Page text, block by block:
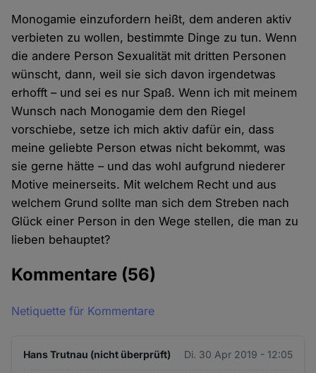
Monogamie einzufordern heißt, dem anderen aktiv
verbieten zu wollen, bestimmte Dinge zu tun. Wenn
die andere Person Sexualität mit dritten Personen
wünscht, dann, weil sie sich davon irgendetwas
erhofft – und sei es nur Spaß. Wenn ich mit meinem
Wunsch nach Monogamie dem den Riegel
vorschiebe, setze ich mich aktiv dafür ein, dass
meine geliebte Person etwas nicht bekommt, was
sie gerne hätte – und das wohl aufgrund niederer
Motive meinerseits. Mit welchem Recht und aus
welchem Grund sollte man sich dem Streben nach
Glück einer Person in den Wege stellen, die man zu
lieben behauptet?
Kommentare (56)
Netiquette für Kommentare
Hans Trutnau (nicht überprüft) Di. 30 Apr 2019 - 12:05